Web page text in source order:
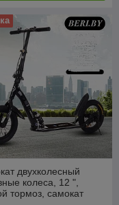
двухколесный
колеса, 12 ",
тормоз, самокат